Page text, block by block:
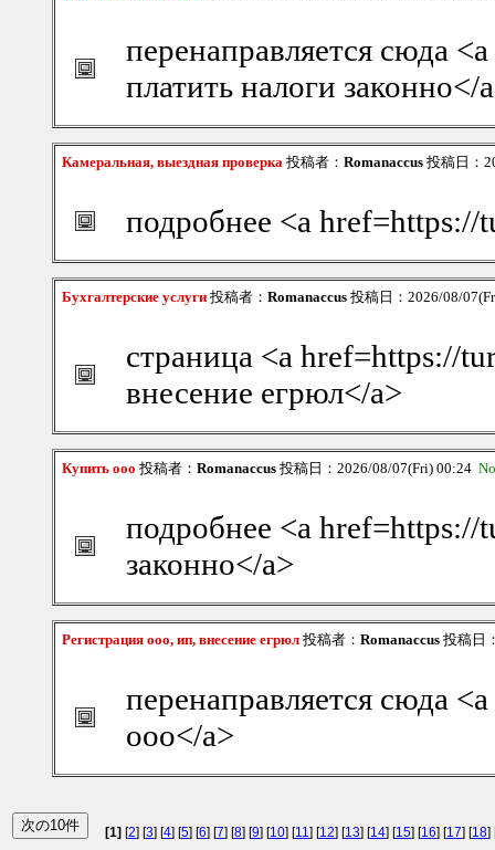
перенаправляется сюда
платить налоги законно</
Камеральная, выездная проверка 投稿者： Romanaccus 投稿日：
подробнее <a
Бухгалтерские услуги 投稿者： Romanaccus 投稿日：2026/08/
страница <a href=https://
внесение егрюл</a>
Купить ооо 投稿者： Romanaccus 投稿日：2026/08/07(Fri) 00:24
подробнее <a href=https://
законно</a>
Регистрация ооо, ип, внесение егрюл 投稿者： Romanaccus 投稿日
перенаправляется сюда
ооо</a>
[1] [2] [3] [4] [5] [6] [7] [8] [9] [10] [11] [12] [13] [14] [15] [16] [17] [18]